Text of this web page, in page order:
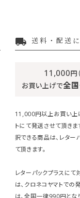
local_shipping 送料・配送
11,000円
お買い上げで全国
11,000円以上お買い上
トにて発送させて頂きま
択できる商品は、レター
て頂きます。
レターパックプラスに
は、クロネコヤマトでの
は、全国一律990円とな